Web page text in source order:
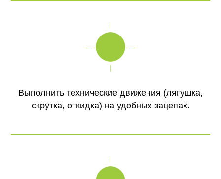
Выполнить технические движения (лягушка,
скрутка, откидка) на удобных зацепах.